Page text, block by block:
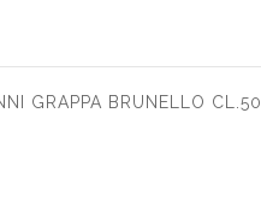
GRAPPA BRUNELLO CL.50